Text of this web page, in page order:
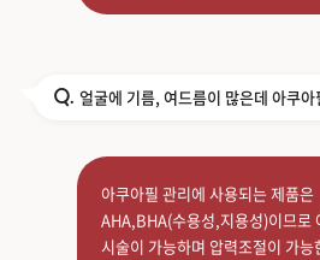
Q. 얼굴에 기름, 여드름이 많은데 아쿠
아쿠아필 관리에 사용되는 제품은
AHA,BHA(수용성,지용성)이므로
시술이 가능하며 압력조절이 가능